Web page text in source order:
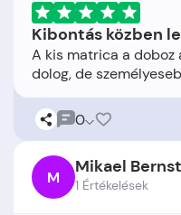
Kibontás közben
A kis matrica a doboz
0
M Mikael
1 Értékelések